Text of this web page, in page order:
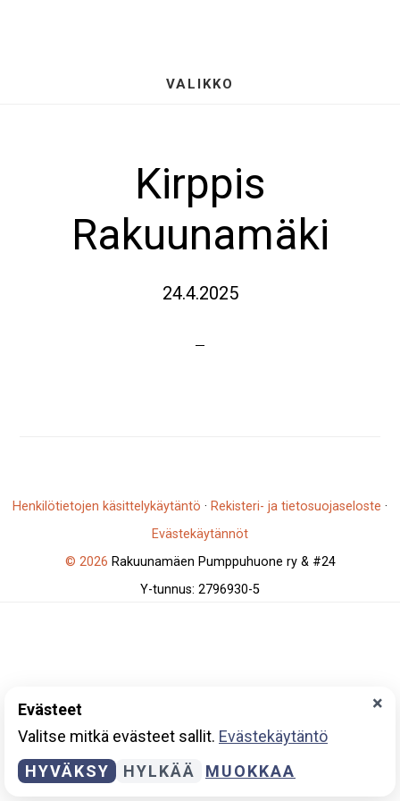
VALIKKO
Kirppis
Rakuunamäki
24.4.2025
Henkilötietojen käsittelykäytäntö · Rekisteri- ja tietosuojaseloste ·
Evästekäytännöt
© 2026 Rakuunamäen Pumppuhuone ry & #24
Y-tunnus: 2796930-5
×
Evästeet
Valitse mitkä evästeet sallit. Evästekäytäntö
HYVÄKSY
HYLKÄÄ MUOKKAA